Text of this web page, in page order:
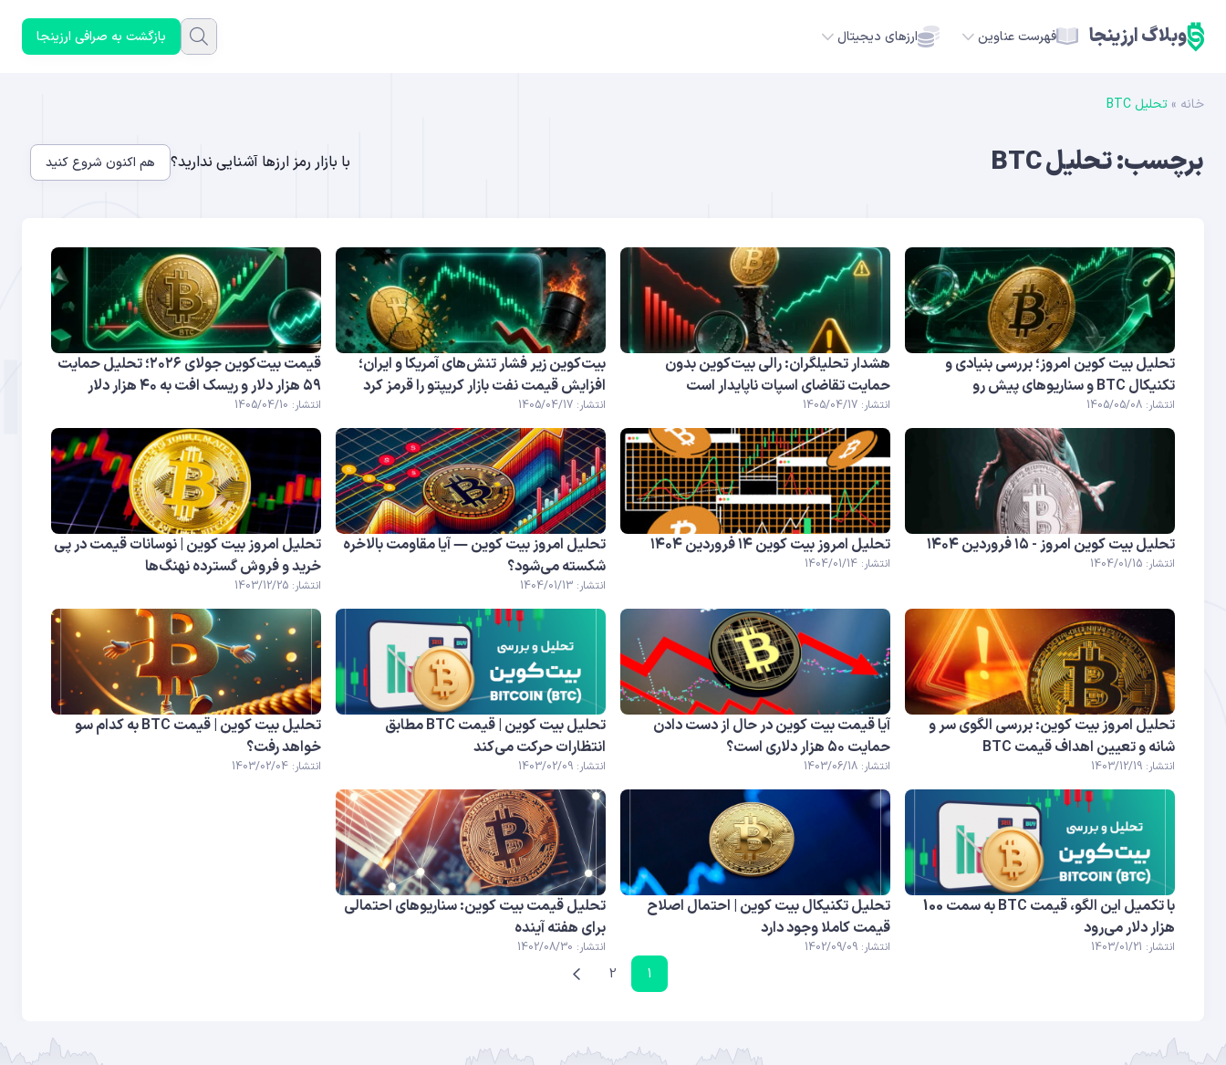
وبلاگ ارزینجا فهرست عناوین ارزهای دیجیتال
SOL
DOGE
ADA
بازگشت به صرافی ارزینجا
خانه » تحلیل BTC
برچسب:تحلیل BTC با بازار رمز ارزها آشنایی ندارید؟ هم اکنون شروع کنید
تحلیل بیت کوین امروز؛ بررسی بنیادی و
تکنیکال BTC و سناریوهای پیش رو
انتشار: 1405/05/08
هشدار تحلیلگران: رالی بیت‌کوین بدون
حمایت تقاضای اسپات ناپایدار است
انتشار: 1405/04/17
بیت‌کوین زیر فشار تنش‌های آمریکا و ایران؛
افزایش قیمت نفت بازار کریپتو را قرمز کرد
انتشار: 1405/04/17
قیمت بیت‌کوین جولای ۲۰۲۶؛ تحلیل حمایت
۵۹ هزار دلار و ریسک افت به ۴۰ هزار دلار
انتشار: 1405/04/10
تحلیل بیت کوین امروز - ۱۵ فروردین ۱۴۰۴
انتشار: 1404/01/15
تحلیل امروز بیت کوین ۱۴ فروردین ۱۴۰۴
انتشار: 1404/01/14
تحلیل امروز بیت کوین — آیا مقاومت بالاخره
شکسته می‌شود؟
انتشار: 1404/01/13
تحلیل امروز بیت کوین | نوسانات قیمت در پی
خرید و فروش گسترده نهنگ‌ها
انتشار: 1403/12/25
تحلیل امروز بیت کوین: بررسی الگوی سر و
شانه و تعیین اهداف قیمت BTC
انتشار: 1403/12/19
آیا قیمت بیت کوین در حال از دست دادن
حمایت ۵۰ هزار دلاری است؟
انتشار: 1403/06/18
تحلیل بیت کوین | قیمت BTC مطابق
انتظارات حرکت می‌کند
انتشار: 1403/02/09
تحلیل بیت کوین | قیمت BTC به کدام سو
خواهد رفت؟
انتشار: 1403/02/04
با تکمیل این الگو، قیمت BTC به سمت 100
هزار دلار می‌رود
انتشار: 1403/01/21
تحلیل تکنیکال بیت کوین | احتمال اصلاح
قیمت کاملا وجود دارد
انتشار: 1402/09/09
تحلیل قیمت بیت کوین: سناریوهای احتمالی
برای هفته آینده
انتشار: 1402/08/30
1
2